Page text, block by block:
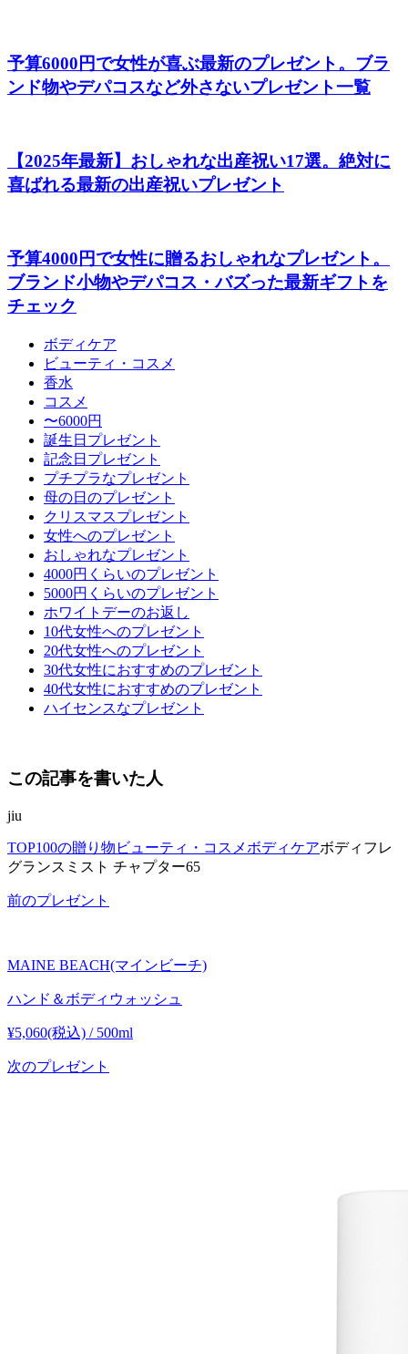
予算6000円で女性が喜ぶ最新のプレゼント。ブラ
ンド物やデパコスなど外さないプレゼント一覧
【2025年最新】おしゃれな出産祝い17選。絶対に
喜ばれる最新の出産祝いプレゼント
予算4000円で女性に贈るおしゃれなプレゼント。
ブランド小物やデパコス・バズった最新ギフトを
チェック
ボディケア
ビューティ・コスメ
香水
コスメ
〜6000円
誕生日プレゼント
記念日プレゼント
プチプラなプレゼント
母の日のプレゼント
クリスマスプレゼント
女性へのプレゼント
おしゃれなプレゼント
4000円くらいのプレゼント
5000円くらいのプレゼント
ホワイトデーのお返し
10代女性へのプレゼント
20代女性へのプレゼント
30代女性におすすめのプレゼント
40代女性におすすめのプレゼント
ハイセンスなプレゼント
この記事を書いた人
jiu
TOP100の贈り物 ビューティ・コスメ ボディケアボディフレ
グランスミスト チャプター65
前のプレゼント
MAINE BEACH(マインビーチ)
ハンド＆ボディウォッシュ
¥5,060(税込) / 500ml
次のプレゼント